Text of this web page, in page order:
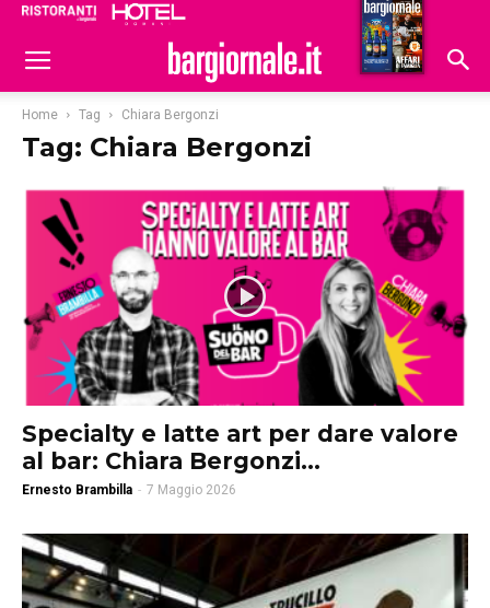
Hoteldomani
Home Tag Chiara Bergonzi
Tag: Chiara Bergonzi
Specialty e latte art per dare valore
al bar: Chiara Bergonzi...
Ernesto Brambilla - 7 Maggio 2026